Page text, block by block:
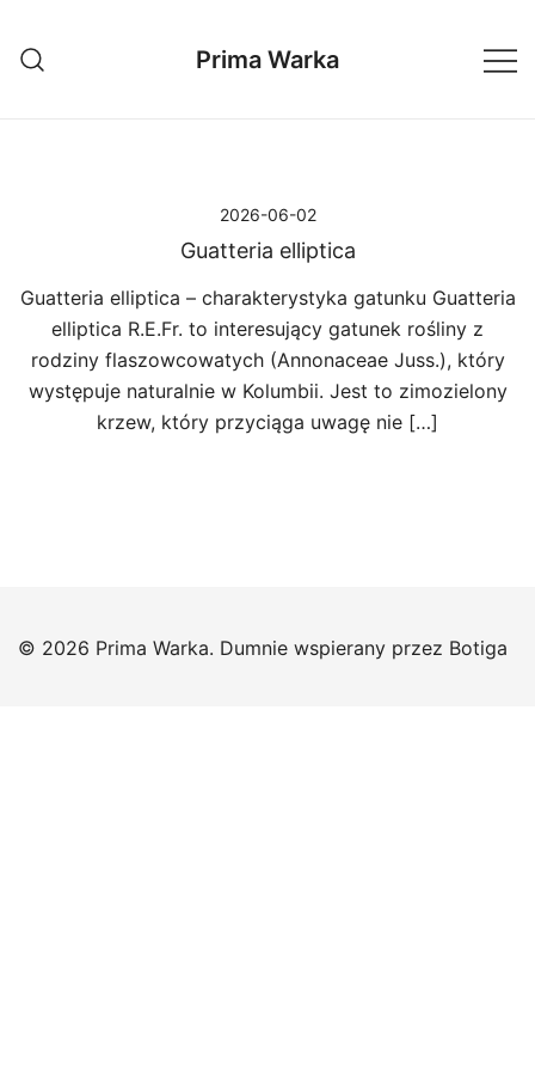
treści
Prima Warka
2026-06-02
Guatteria elliptica
Guatteria elliptica – charakterystyka gatunku Guatteria
elliptica R.E.Fr. to interesujący gatunek rośliny z
rodziny flaszowcowatych (Annonaceae Juss.), który
występuje naturalnie w Kolumbii. Jest to zimozielony
krzew, który przyciąga uwagę nie […]
© 2026 Prima Warka. Dumnie wspierany przez Botiga